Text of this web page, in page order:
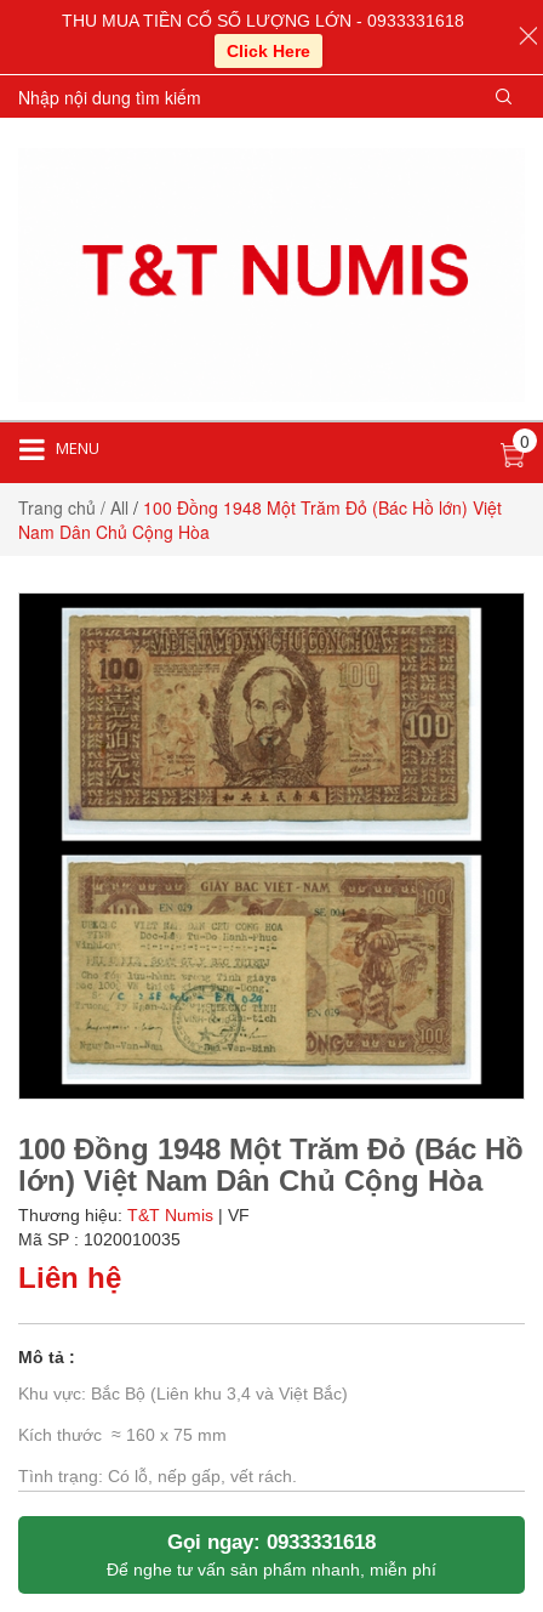
MENU 0
Trang chủ / All / 100 Đồng 1948 Một Trăm Đỏ (Bác Hồ lớn) Việt
Nam Dân Chủ Cộng Hòa
100 Đồng 1948 Một Trăm Đỏ (Bác Hồ
lớn) Việt Nam Dân Chủ Cộng Hòa
Thương hiệu: T&T Numis | VF
Mã SP : 1020010035
Liên hệ
Mô tả :
Khu vực: Bắc Bộ (Liên khu 3,4 và Việt Bắc)
Kích thước ≈ 160 x 75 mm
Tình trạng: Có lỗ, nếp gấp, vết rách.
Gọi ngay: 0933331618
Để nghe tư vấn sản phẩm nhanh, miễn phí
THU MUA TIỀN CỔ SỐ LƯỢNG LỚN - 0933331618
Click Here